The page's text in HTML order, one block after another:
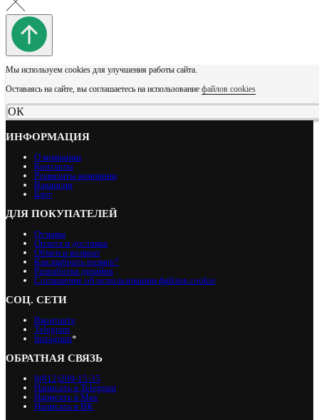
Мы используем cookies для улучшения работы сайта.
Оставаясь на сайте, вы соглашаетесь на использование файлов cookies
ОК
ИНФОРМАЦИЯ
О компании
Контакты
Реквизиты компании
Вакансии
Блог
ДЛЯ ПОКУПАТЕЛЕЙ
Отзывы
Оплата и доставка
Обмен и возврат
Как выбрать размер?
Разработка дизайна
Соглашение об использовании файлов cookie
СОЦ. СЕТИ
Вконтакте
Telegram
Instagram*
ОБРАТНАЯ СВЯЗЬ
8(812)209-15-35
Написать в Telegram
Написать в Max
Написать в ВК